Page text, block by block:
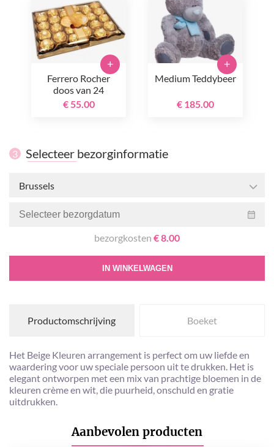
Ferrero Rocher
doos van 24
€ 55.00
+
Medium Teddybeer
€ 185.00
+
3 Selecteer bezorginformatie
Brussels
bezorgkosten € 8.00
IN WINKELWAGEN
Productomschrijving Boeket
Het Beige Kleuren arrangement is perfect om uw liefde en
waardering voor uw speciale persoon uit te drukken. Het is
elegant ontworpen met een mix van prachtige bloemen in de
kleuren crème en wit, die puurheid, onschuld en gratie
uitdrukken.
Aanbevolen producten